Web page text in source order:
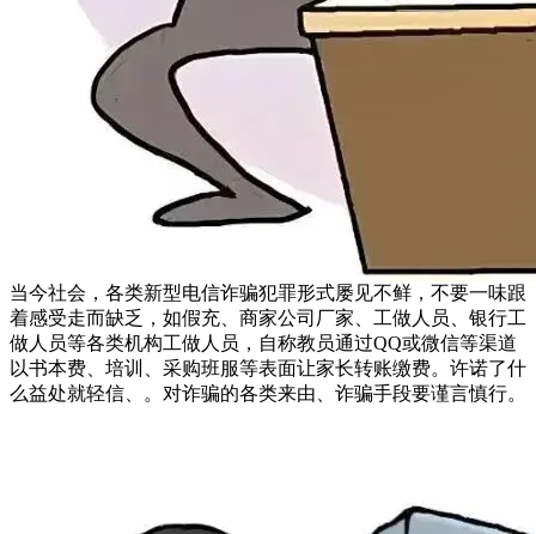
当今社会，各类新型电信诈骗犯罪形式屡见不鲜，不要一味跟
着感受走而缺乏，如假充、商家公司厂家、工做人员、银行工
做人员等各类机构工做人员，自称教员通过QQ或微信等渠道
以书本费、培训、采购班服等表面让家长转账缴费。许诺了什
么益处就轻信、。对诈骗的各类来由、诈骗手段要谨言慎行。